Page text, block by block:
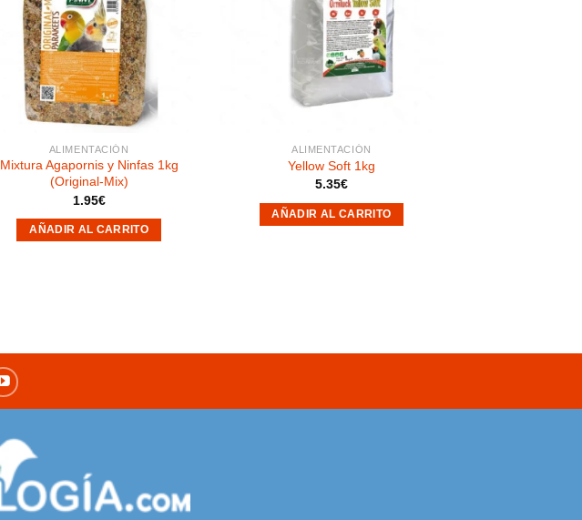
ALIMENTACIÓN
Mixtura Agapornis y Ninfas 1kg
(Original-Mix)
1.95€
AÑADIR AL CARRITO
lista de
ALIMENTACIÓN
Yellow Soft 1kg
5.35€
AÑADIR AL CARRITO